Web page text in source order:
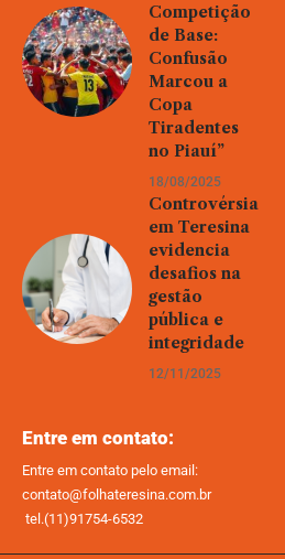
Competição
de Base:
Confusão
Marcou a
Copa
Tiradentes
no Piauí”
18/08/2025
Controvérsia
em Teresina
evidencia
desafios na
gestão
pública e
integridade
12/11/2025
Entre em contato:
Entre em contato pelo email:
contato@folhateresina.com.br
tel.(11)91754-6532